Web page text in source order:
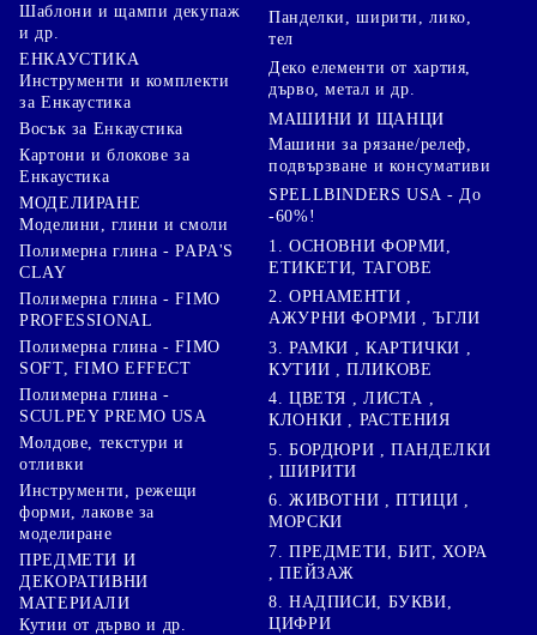
Шаблони и щампи декупаж
и др.
ЕНКАУСТИКА
Инструменти и комплекти
за Енкаустика
Восък за Енкаустика
Картони и блокове за
Енкаустика
МОДЕЛИРАНЕ
Моделини, глини и смоли
Полимерна глина - PAPA'S
CLAY
Полимерна глина - FIMO
PROFESSIONAL
Полимерна глина - FIMO
SOFT, FIMO EFFECT
Полимерна глина -
SCULPEY PREMO USA
Молдове, текстури и
отливки
Инструменти, режещи
форми, лакове за
моделиране
ПРЕДМЕТИ И
ДЕКОРАТИВНИ
МАТЕРИАЛИ
Кутии от дърво и др.
Панделки, ширити, лико,
тел
Деко елементи от хартия,
дърво, метал и др.
МАШИНИ И ЩАНЦИ
Машини за рязане/релеф,
подвързване и консумативи
SPELLBINDERS USA - До
-60%!
1. ОСНОВНИ ФОРМИ,
ЕТИКЕТИ, ТАГОВЕ
2. ОРНАМЕНТИ ,
АЖУРНИ ФОРМИ , ЪГЛИ
3. РАМКИ , КАРТИЧКИ ,
КУТИИ , ПЛИКОВЕ
4. ЦВЕТЯ , ЛИСТА ,
КЛОНКИ , РАСТЕНИЯ
5. БОРДЮРИ , ПАНДЕЛКИ
, ШИРИТИ
6. ЖИВОТНИ , ПТИЦИ ,
МОРСКИ
7. ПРЕДМЕТИ, БИТ, ХОРА
, ПЕЙЗАЖ
8. НАДПИСИ, БУКВИ,
ЦИФРИ